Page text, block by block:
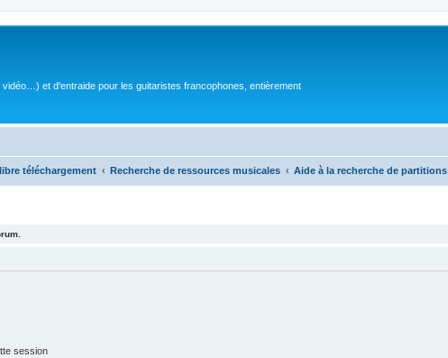
et d'entraide pour les guitaristes francophones, entièrement
téléchargement Recherche de ressources musicales Aide à la recherche de partitions
session